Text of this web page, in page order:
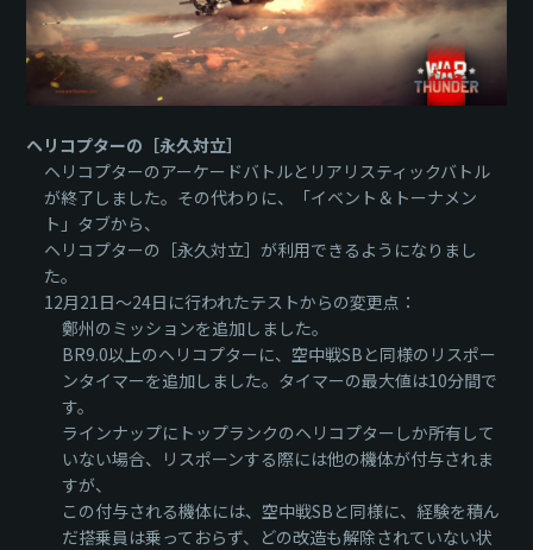
ヘリコプターの［永久対立］
ヘリコプターのアーケードバトルとリアリスティックバトル
が終了しました。その代わりに、「イベント＆トーナメン
ト」タブから、
ヘリコプターの［永久対立］が利用できるようになりまし
た。
12月21日～24日に行われたテストからの変更点：
鄭州のミッションを追加しました。
BR9.0以上のヘリコプターに、空中戦SBと同様のリスポー
ンタイマーを追加しました。タイマーの最大値は10分間で
す。
ラインナップにトップランクのヘリコプターしか所有して
いない場合、リスポーンする際には他の機体が付与されま
すが、
この付与される機体には、空中戦SBと同様に、経験を積ん
だ搭乗員は乗っておらず、どの改造も解除されていない状